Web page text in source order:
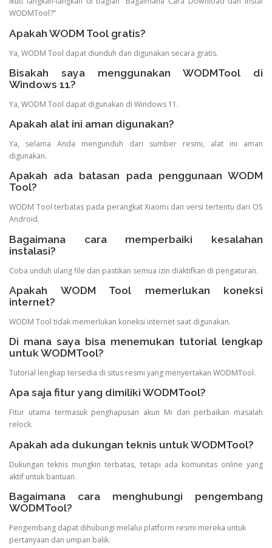
WODMTool?”
Apakah WODM Tool gratis?
Ya, WODM Tool dapat diunduh dan digunakan secara gratis.
Bisakah saya menggunakan WODMTool di
Windows 11?
Ya, WODM Tool dapat digunakan di Windows 11.
Apakah alat ini aman digunakan?
Ya, selama Anda mengunduh dari sumber resmi, alat ini aman
digunakan.
Apakah ada batasan pada penggunaan WODM
Tool?
WODM Tool terbatas pada perangkat Xiaomi dan versi tertentu dari OS
Android.
Bagaimana cara memperbaiki kesalahan
instalasi?
Coba unduh ulang file dan pastikan semua izin diaktifkan di pengaturan.
Apakah WODM Tool memerlukan koneksi
internet?
WODM Tool tidak memerlukan koneksi internet saat digunakan.
Di mana saya bisa menemukan tutorial lengkap
untuk WODMTool?
Tutorial lengkap tersedia di situs resmi yang menyertakan WODMTool.
Apa saja fitur yang dimiliki WODMTool?
Fitur utama termasuk penghapusan akun Mi dan perbaikan masalah
relock.
Apakah ada dukungan teknis untuk WODMTool?
Dukungan teknis mungkin terbatas, tetapi ada komunitas online yang
aktif untuk bantuan.
Bagaimana cara menghubungi pengembang
WODMTool?
Pengembang dapat dihubungi melalui platform resmi mereka untuk
pertanyaan dan umpan balik.